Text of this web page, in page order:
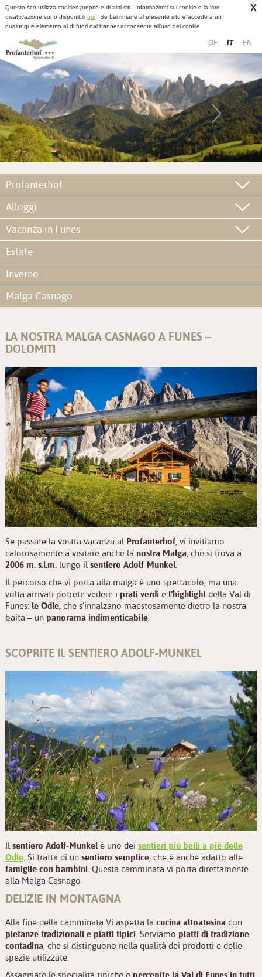
X
Questo sito utilizza cookies proprie e di altri siti.
Informazioni sui cookie e la loro
disattivazione sono disponibili qui.
Se Lei rimane al presente sito e accede a un
qualunque elemento al di fuori dal banner acconsente all’uso dei cookie.
DE IT EN
Profanterhof
Alloggi
Vacanza in Funes
Estate
Inverno
Malga Casnago
LA NOSTRA MALGA CASNAGO A FUNES –
DOLOMITI
Se passate la vostra vacanza al Profanterhof, vi invitiamo
calorosamente a visitare anche la nostra Malga, che si trova a
2006 m. s.l.m.lungo il sentiero Adolf-Munkel.
Il percorso che vi porta alla malga è uno spettacolo, ma una
volta arrivati potrete vedere i prati verdi e l’highlightdella Val di
Funes: le Odle,che s’innalzano maestosamente dietro la nostra
baita – un panorama indimenticabile.
SCOPRITE IL SENTIERO ADOLF-MUNKEL
Il sentiero Adolf-Munkelè uno dei sentieri più belli a piè delle
Odle. Si tratta di un sentiero semplice, che è anche adatto alle
famiglie con bambini . Questa camminata vi porta direttamente
alla Malga Casnago.
DELIZIE IN MONTAGNA
Alla fine della camminata Vi aspetta la cucina altoatesinacon
pietanze tradizionali e piatti tipici . Serviamo piatti di tradizione
contadina, che si distinguono nella qualità dei prodotti e delle
spezie utilizzate.